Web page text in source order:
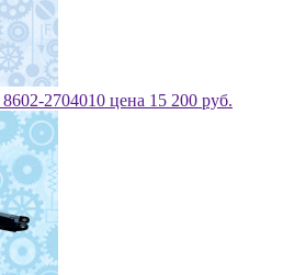
2704010 цена 15 200 руб.